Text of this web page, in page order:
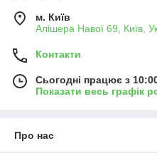
м. Київ
Алішера Навої 69, Київ,
Контакти
Сьогодні працює з
Показати весь графік
Про нас